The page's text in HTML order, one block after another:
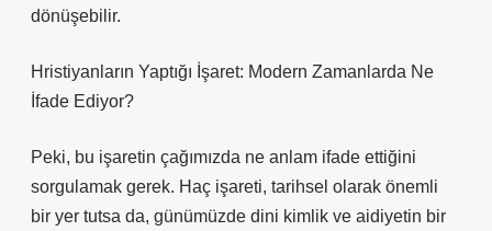
dönüşebilir.
Hristiyanların Yaptığı İşaret: Modern Zamanlarda Ne
İfade Ediyor?
Peki, bu işaretin çağımızda ne anlam ifade ettiğini
sorgulamak gerek. Haç işareti, tarihsel olarak önemli
bir yer tutsa da, günümüzde dini kimlik ve aidiyetin bir